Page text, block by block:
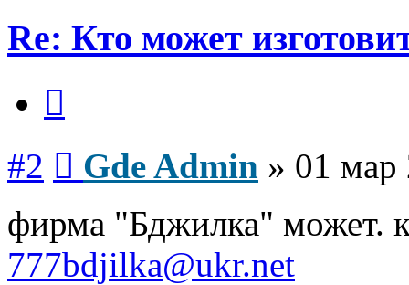
Re: Кто может
#2 Gde Admin » 01 мар
фирма "Бджилка" может.
777bdjilka@ukr.net